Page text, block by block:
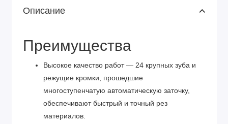
Описание
Преимущества
Высокое качество работ — 24 крупных зуба и
режущие кромки, прошедшие
многоступенчатую автоматическую заточку,
обеспечивают быстрый и точный рез
материалов.